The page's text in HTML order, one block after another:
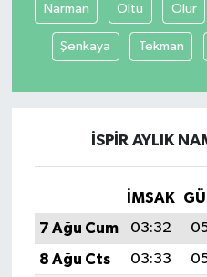
Narman Oltu Olur
Şenkaya Tekman
İSPIR AYLIK
İMSAK
7 Ağu Cum
03:32
8 Ağu Cts
03:33